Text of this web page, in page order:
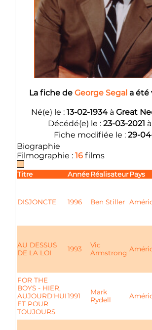
La fiche de George Segal a été
Né(e) le : 13-02-1934 à Great
Décédé(e) le : 23-03-2021 à
Fiche modifiée le : 29-
Biographie
Filmographie : 16 films
Titre AnnéeRéalisateurPays
DISJONCTE 1996 Ben Stiller
AU DESSUS
DE LA LOI
1993
Vic
Armstrong
FOR THE
BOYS - HIER,
AUJOURD'HUI
ET POUR
TOUJOURS
1991
Mark
Rydell